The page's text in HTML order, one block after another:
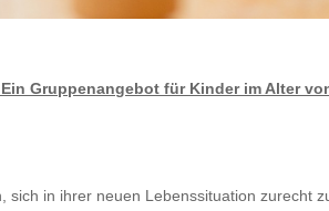
Gruppenangebot für Kinder im Alter
sich in ihrer neuen Lebenssituation zurecht